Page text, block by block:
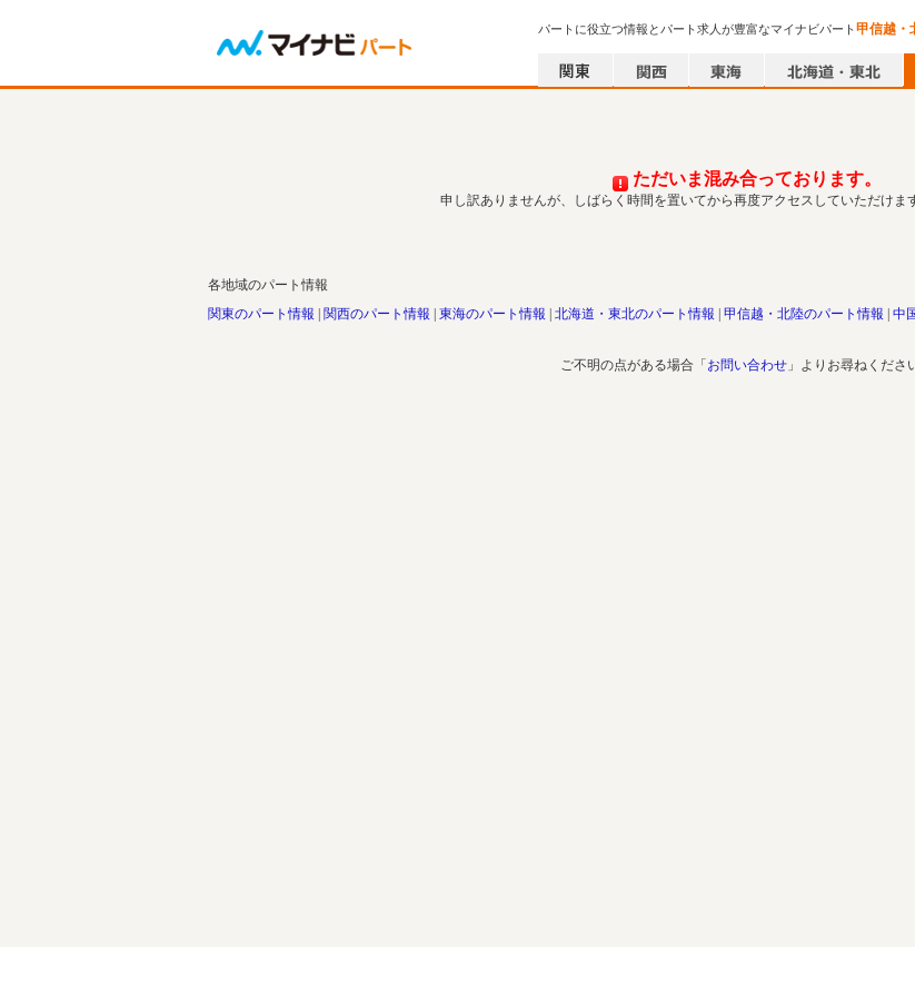
パートに役立つ情報とパート求人が豊富なマイナビパート甲信越・
ただいま混み合っております。
申し訳ありませんが、しばらく時間を置いてから再度アクセスしていただけま
各地域のパート情報
関東のパート情報
関西のパート情報 東海のパート情報 北海道・東北のパート情報 甲信越・北陸のパート情報 中
ご不明の点がある場合「 お問い合わせ 」よりお尋ねくださ